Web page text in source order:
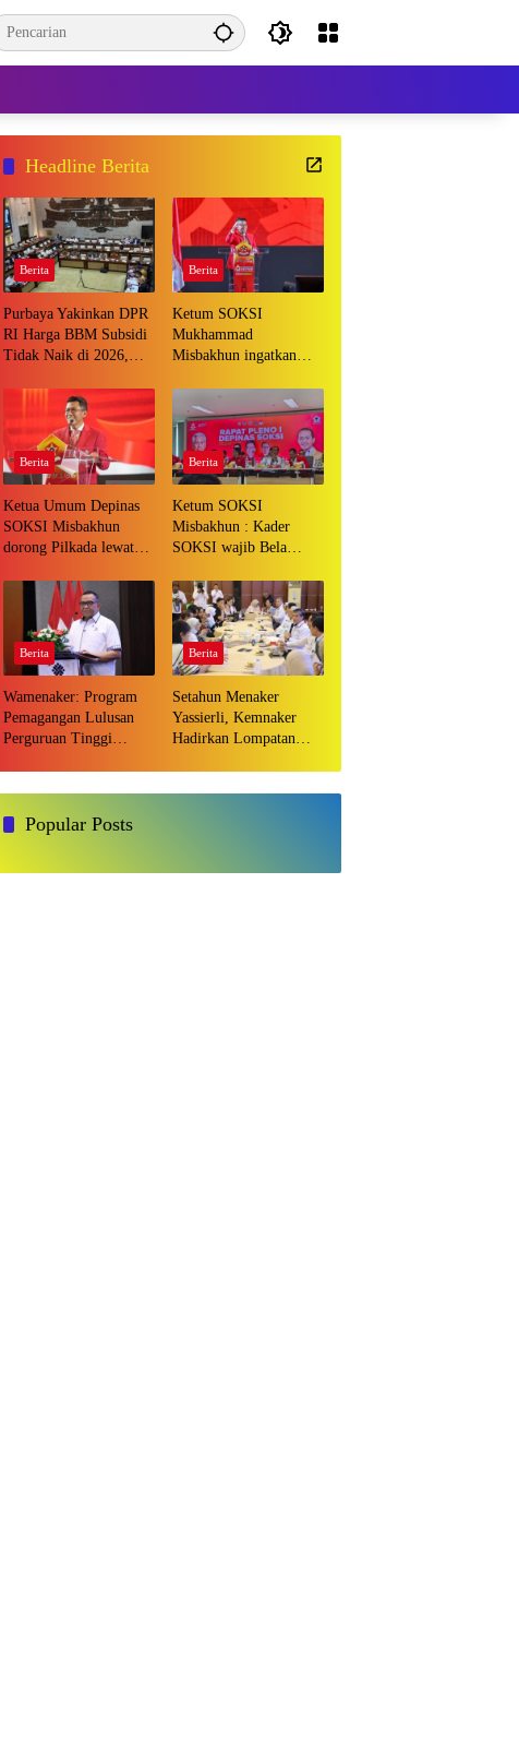
Headline Berita
Berita
Purbaya Yakinkan DPR
RI Harga BBM Subsidi
Tidak Naik di 2026,
Berita
Ketum SOKSI
Mukhammad
Misbakhun ingatkan
menghentikan serangan
bersifat pribadi kepada
Ketua Golkar Bahlil
Lahadalia
Berita
Ketua Umum Depinas
SOKSI Misbakhun
dorong Pilkada lewat
evaluasi pilkada
langsung
Berita
Ketum SOKSI
Misbakhun : Kader
SOKSI wajib Bela
Golkar Bahlil Lahadalia
di ruang Publik
Berita
Wamenaker: Program
Pemagangan Lulusan
Perguruan Tinggi
Berita
Setahun Menaker
Yassierli, Kemnaker
Hadirkan Lompatan
Popular Posts